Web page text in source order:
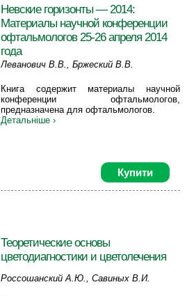
Невские горизонты — 2014:
Материалы научной конференции
офтальмологов 25-26 апреля 2014
года
Леванович В.В., Бржеский В.В.
Книга содержит материалы научной
конференции офтальмологов,
предназначена для офтальмологов.
Детальніше ›
Купити
Теоретические основы
цветодиагностики и цветолечения
Россошанский А.Ю., Савиных В.И.